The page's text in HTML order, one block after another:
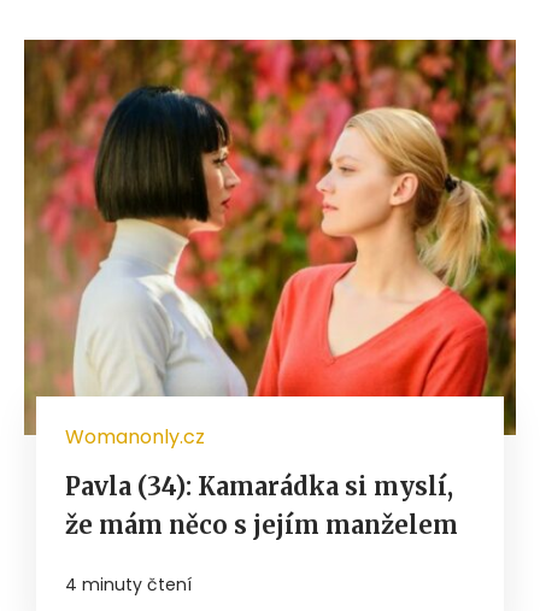
Womanonly.cz
Pavla (34): Kamarádka si myslí,
že mám něco s jejím manželem
4 minuty čtení